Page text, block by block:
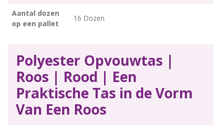
Aantal dozen
op een pallet
16 Dozen
Polyester Opvouwtas |
Roos | Rood | Een
Praktische Tas in de Vorm
Van Een Roos